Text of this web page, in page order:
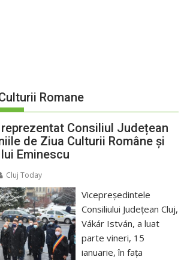
Romane
Consiliul Județean
de Ziua Culturii Române și
Eminescu
Cluj Today
Vicepreședintele
Consiliului Județean Cluj,
Vákár István, a luat
parte vineri, 15
ianuarie, în fața